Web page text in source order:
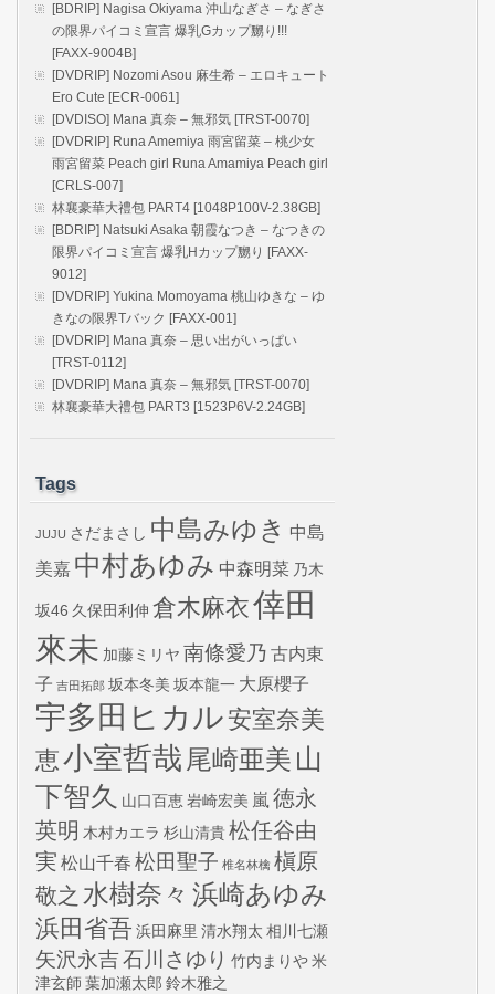
[BDRIP] Nagisa Okiyama 沖山なぎさ – なぎさ
の限界パイコミ宣言 爆乳Gカップ嬲り!!!
[FAXX-9004B]
[DVDRIP] Nozomi Asou 麻生希 – エロキュート
Ero Cute [ECR-0061]
[DVDISO] Mana 真奈 – 無邪気 [TRST-0070]
[DVDRIP] Runa Amemiya 雨宮留菜 – 桃少女
雨宮留菜 Peach girl Runa Amamiya Peach girl
[CRLS-007]
林襄豪華大禮包 PART4 [1048P100V-2.38GB]
[BDRIP] Natsuki Asaka 朝霞なつき – なつきの
限界パイコミ宣言 爆乳Hカップ嬲り [FAXX-
9012]
[DVDRIP] Yukina Momoyama 桃山ゆきな – ゆ
きなの限界Tバック [FAXX-001]
[DVDRIP] Mana 真奈 – 思い出がいっぱい
[TRST-0112]
[DVDRIP] Mana 真奈 – 無邪気 [TRST-0070]
林襄豪華大禮包 PART3 [1523P6V-2.24GB]
Tags
JUJU さだまさし 中島みゆき 中島
美嘉 中村あゆみ 中森明菜 乃木
坂46 久保田利伸 倉木麻衣倖田
來未 加藤ミリヤ 南條愛乃 古内東
子 吉田拓郎 坂本冬美 坂本龍一 大原櫻子
宇多田ヒカル安室奈美
恵小室哲哉 尾崎亜美 山
下智久 山口百恵岩崎宏美 嵐 徳永
英明 木村カエラ 杉山清貴松任谷由
実 松山千春 松田聖子 椎名林檎 槇原
敬之 水樹奈々 浜崎あゆみ
浜田省吾 浜田麻里 清水翔太 相川七瀬
矢沢永吉石川さゆり 竹内まりや米
津玄師 葉加瀬太郎 鈴木雅之